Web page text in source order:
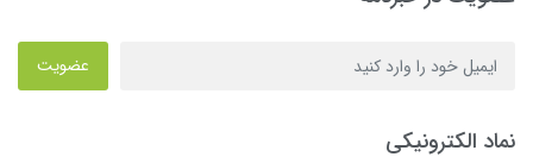
عضویت
نماد الکترونیکی